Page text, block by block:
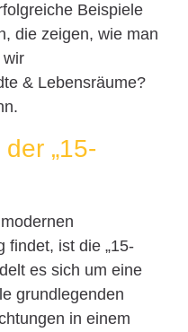
Beispiele
die zeigen, wie man
wir
& Lebensräume?
„15-
findet, ist die „15-
es sich um eine
grundlegenden
in einem